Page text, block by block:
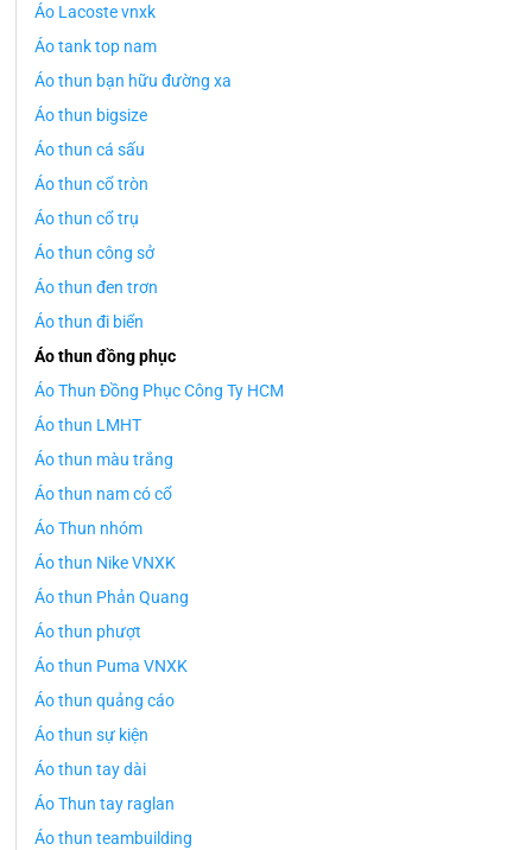
Áo Lacoste vnxk
Áo tank top nam
Áo thun bạn hữu đường xa
Áo thun bigsize
Áo thun cá sấu
Áo thun cổ tròn
Áo thun cổ trụ
Áo thun công sở
Áo thun đen trơn
Áo thun đi biển
Áo thun đồng phục
Áo Thun Đồng Phục Công Ty HCM
Áo thun LMHT
Áo thun màu trắng
Áo thun nam có cổ
Áo Thun nhóm
Áo thun Nike VNXK
Áo thun Phản Quang
Áo thun phượt
Áo thun Puma VNXK
Áo thun quảng cáo
Áo thun sự kiện
Áo thun tay dài
Áo Thun tay raglan
Áo thun teambuilding